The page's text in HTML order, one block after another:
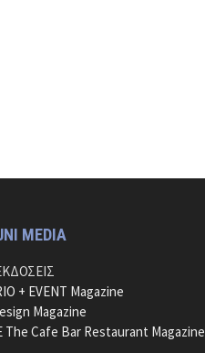
MEDIA
+ EVENT Magazine
Magazine
The Cafe Bar Restaurant Magazine